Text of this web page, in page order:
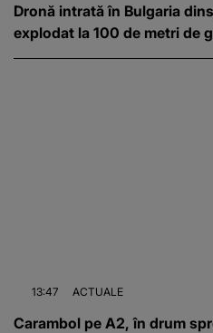
Dronă intrată în Bulgaria
explodat la 100 de metri de
13:47 ACTUALE
Carambol pe A2, în drum